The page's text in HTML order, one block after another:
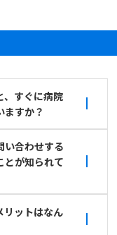
、すぐに病院
ますか？
い合わせする
とが知られて
リットはなん